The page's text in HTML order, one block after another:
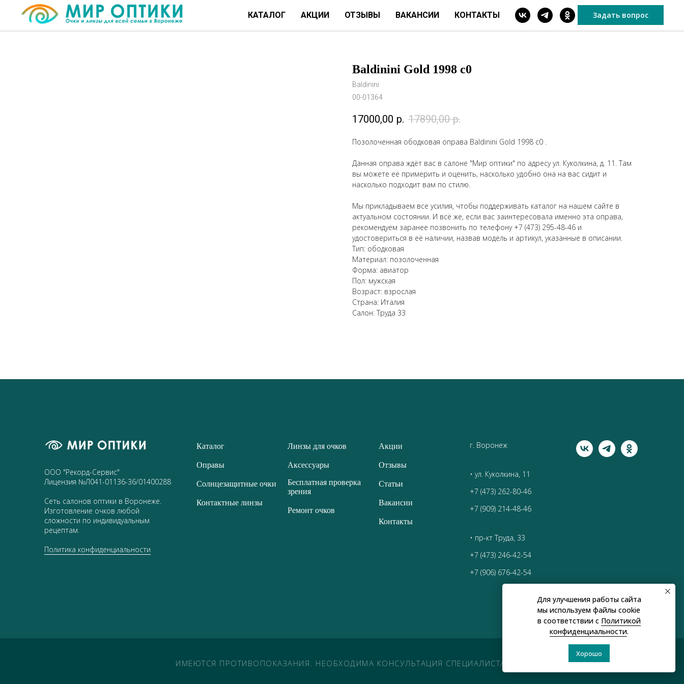
КАТАЛОГ АКЦИИ ОТЗЫВЫ ВАКАНСИИ КОНТАКТЫ Задать вопрос
Baldinini Gold 1998 c0
Baldinini
00-01364
17000,00 р. 17890,00 р.
Позолоченная ободковая оправа Baldinini Gold 1998 c0 .
Данная оправа ждёт вас в салоне "Мир оптики" по адресу ул. Куколкина, д. 11. Там
вы можете её примерить и оценить, насколько удобно она на вас сидит и
насколько подходит вам по стилю.
Мы прикладываем все усилия, чтобы поддерживать каталог на нашем сайте в
актуальном состоянии. И всё же, если вас заинтересовала именно эта оправа,
рекомендуем заранее позвонить по телефону +7 (473) 295-48-46 и
удостовериться в её наличии, назвав модель и артикул, указанные в описании.
Тип: ободковая
Материал: позолоченная
Форма: авиатор
Пол: мужская
Возраст: взрослая
Страна: Италия
Салон: Труда 33
Для улучшения работы сайта
мы используем файлы cookie
в соответствии с Политикой
конфиденциальности.
Хорошо
ООО "Рекорд-Сервис"
Лицензия №Л041-01136-36/01400288
Сеть салонов оптики в Воронеже.
Изготовление очков любой
сложности по индивидуальным
рецептам.
Политика конфиденциальности
Каталог
Оправы
Солнцезащитные очки
Контактные линзы
Линзы для очков
Аксессуары
Бесплатная проверка
зрения
Ремонт очков
Акции
Отзывы
Статьи
Вакансии
Контакты
г. Воронеж
• ул. Куколкина, 11
+7 (473) 262-80-46
+7 (909) 214-48-46
• пр-кт Труда, 33
+7 (473) 246-42-54
+7 (906) 676-42-54
ИМЕЮТСЯ ПРОТИВОПОКАЗАНИЯ. НЕОБХОДИМА КОНСУЛЬТАЦИЯ СПЕЦИАЛИСТА.